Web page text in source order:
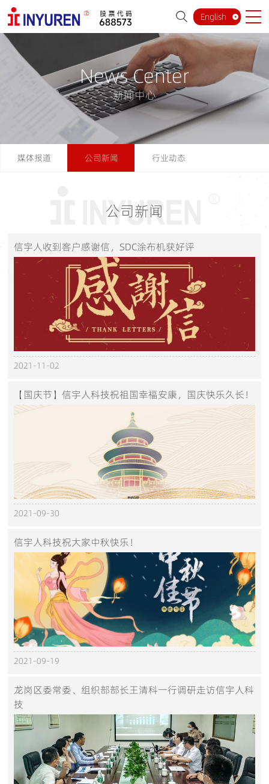
English
News Center
新闻中心
媒体报道 公司新闻 行业动态
公司新闻
信宇人收到客户感谢信，SDC涂布机获好评
2021-11-02
【国庆节】信宇人科技祝祖国幸福安康，国庆快乐久长！
2021-09-30
信宇人科技祝大家中秋快乐！
2021-09-19
龙岗区委常委、组织部部长王清科一行调研走访信宇人科
技